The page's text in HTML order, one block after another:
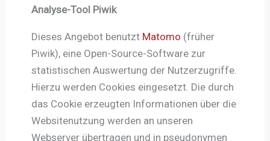
Analyse-Tool Piwik
Dieses Angebot benutzt Matomo (früher
Piwik), eine Open-Source-Software zur
statistischen Auswertung der Nutzerzugriffe.
Hierzu werden Cookies eingesetzt. Die durch
das Cookie erzeugten Informationen über die
Websitenutzung werden an unseren
Webserver übertragen und in pseudonymen